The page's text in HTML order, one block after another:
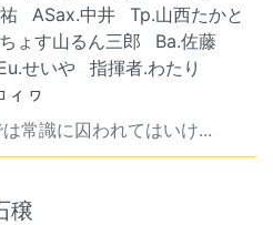
ASax.中井
Tp.山西たかと
ょす山るん三郎
Ba.佐藤
せいや
指揮者.わたり
ィヮ
常識に囚われてはいけ...
穣